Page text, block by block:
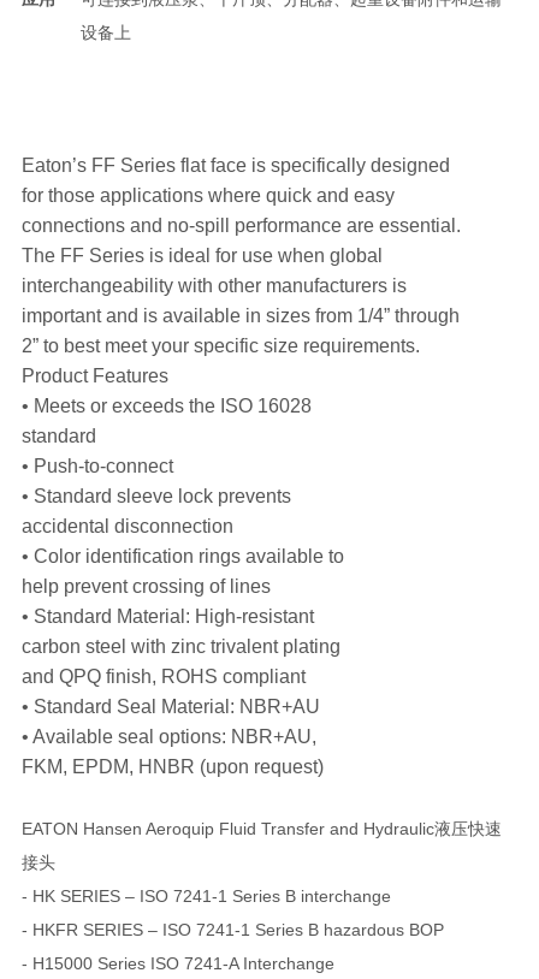
设备上
Eaton’s FF Series flat face is specifically designed
for those applications where quick and easy
connections and no-spill performance are essential.
The FF Series is ideal for use when global
interchangeability with other manufacturers is
important and is available in sizes from 1/4” through
2” to best meet your specific size requirements.
Product Features
• Meets or exceeds the ISO 16028
standard
• Push-to-connect
• Standard sleeve lock prevents
accidental disconnection
• Color identification rings available to
help prevent crossing of lines
• Standard Material: High-resistant
carbon steel with zinc trivalent plating
and QPQ finish, ROHS compliant
• Standard Seal Material: NBR+AU
• Available seal options: NBR+AU,
FKM, EPDM, HNBR (upon request)
EATON Hansen Aeroquip Fluid Transfer and Hydraulic液压快速
接头
- HK SERIES – ISO 7241-1 Series B interchange
- HKFR SERIES – ISO 7241-1 Series B hazardous BOP
- H15000 Series ISO 7241-A Interchange